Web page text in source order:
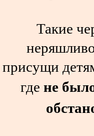
Такие
присущи
где не